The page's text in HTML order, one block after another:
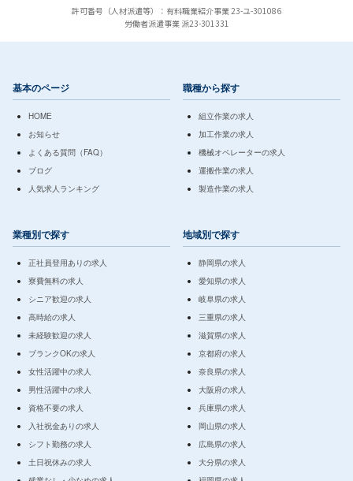
許可番号（人材派遣等）：有料職業紹介事業 23-ユ-301086
労働者派遣事業 派23-301331
基本のページ
HOME
お知らせ
よくある質問（FAQ）
ブログ
人気求人ランキング
職種から探す
組立作業の求人
加工作業の求人
機械オペレーターの求人
運搬作業の求人
製造作業の求人
業種別で探す
正社員登用ありの求人
寮費無料の求人
シニア歓迎の求人
高時給の求人
未経験歓迎の求人
ブランクOKの求人
女性活躍中の求人
男性活躍中の求人
資格不要の求人
入社祝金ありの求人
シフト勤務の求人
土日祝休みの求人
地域別で探す
静岡県の求人
愛知県の求人
岐阜県の求人
三重県の求人
滋賀県の求人
京都府の求人
奈良県の求人
大阪府の求人
兵庫県の求人
岡山県の求人
広島県の求人
大分県の求人